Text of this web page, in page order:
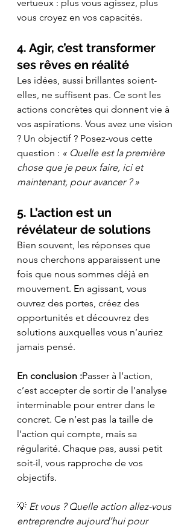
vertueux : plus vous agissez, plus
vous croyez en vos capacités.
4. Agir, c’est transformer
ses rêves en réalité
Les idées, aussi brillantes soient-
elles, ne suffisent pas. Ce sont les
actions concrètes qui donnent vie à
vos aspirations. Vous avez une vision
? Un objectif ? Posez-vous cette
question : « Quelle est la première
chose que je peux faire, ici et
maintenant, pour avancer ? »
5. L’action est un
révélateur de solutions
Bien souvent, les réponses que
nous cherchons apparaissent une
fois que nous sommes déjà en
mouvement. En agissant, vous
ouvrez des portes, créez des
opportunités et découvrez des
solutions auxquelles vous n’auriez
jamais pensé.
En conclusion :Passer à l’action,
c’est accepter de sortir de l’analyse
interminable pour entrer dans le
concret. Ce n’est pas la taille de
l’action qui compte, mais sa
régularité. Chaque pas, aussi petit
soit-il, vous rapproche de vos
objectifs.
💡 Et vous ? Quelle action allez-vous
entreprendre aujourd’hui pour